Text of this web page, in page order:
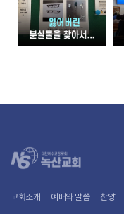
교회소개 예배와 말씀 찬양